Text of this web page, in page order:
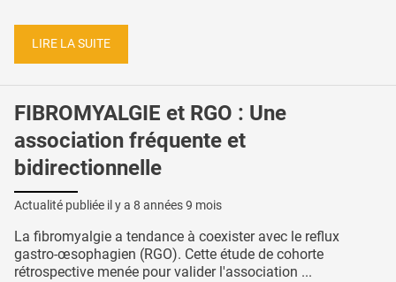
LIRE LA SUITE
FIBROMYALGIE et RGO : Une
association fréquente et
bidirectionnelle
Actualité publiée il y a 8 années 9 mois
La fibromyalgie a tendance à coexister avec le reflux
gastro-œsophagien (RGO). Cette étude de cohorte
rétrospective menée pour valider l'association ...